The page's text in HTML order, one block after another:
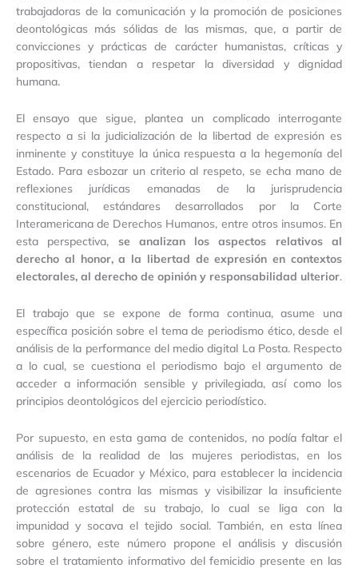
trabajadoras de la comunicación y la promoción de posiciones
deontológicas más sólidas de las mismas, que, a partir de
convicciones y prácticas de carácter humanistas, críticas y
propositivas, tiendan a respetar la diversidad y dignidad
humana.
El ensayo que sigue, plantea un complicado interrogante
respecto a si la judicialización de la libertad de expresión es
inminente y constituye la única respuesta a la hegemonía del
Estado. Para esbozar un criterio al respeto, se echa mano de
reflexiones jurídicas emanadas de la jurisprudencia
constitucional, estándares desarrollados por la Corte
Interamericana de Derechos Humanos, entre otros insumos. En
esta perspectiva, se analizan los aspectos relativos al
derecho al honor, a la libertad de expresión en contextos
electorales, al derecho de opinión y responsabilidad ulterior.
El trabajo que se expone de forma continua, asume una
específica posición sobre el tema de periodismo ético, desde el
análisis de la performance del medio digital La Posta. Respecto
a lo cual, se cuestiona el periodismo bajo el argumento de
acceder a información sensible y privilegiada, así como los
principios deontológicos del ejercicio periodístico.
Por supuesto, en esta gama de contenidos, no podía faltar el
análisis de la realidad de las mujeres periodistas, en los
escenarios de Ecuador y México, para establecer la incidencia
de agresiones contra las mismas y visibilizar la insuficiente
protección estatal de su trabajo, lo cual se liga con la
impunidad y socava el tejido social. También, en esta línea
sobre género, este número propone el análisis y discusión
sobre el tratamiento informativo del femicidio presente en las